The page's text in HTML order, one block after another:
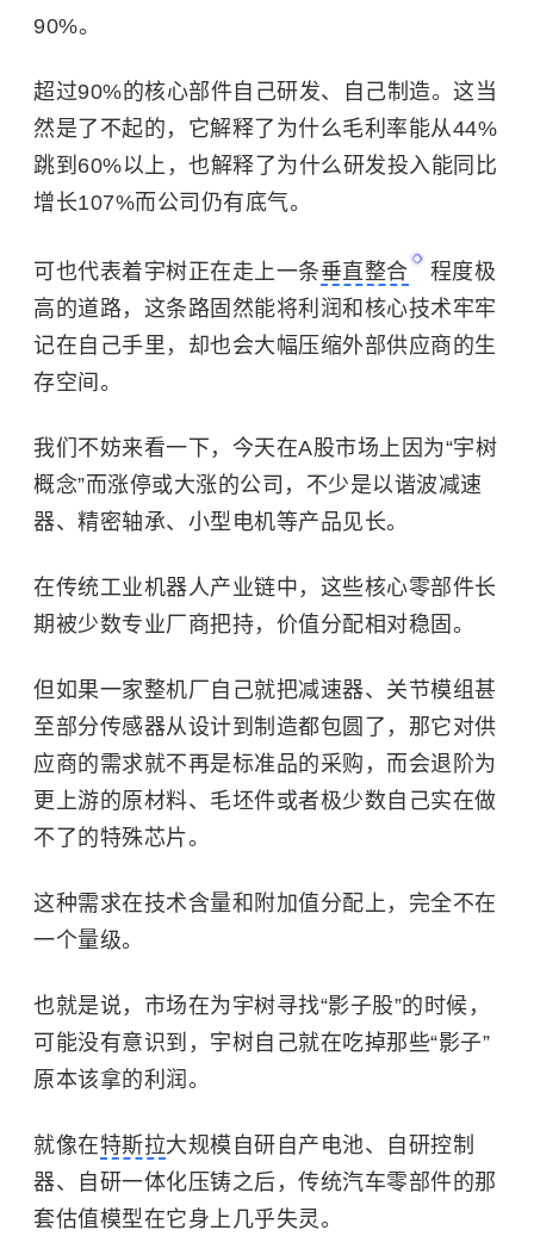
90%。
超过90%的核心部件自己研发、自己制造。这当
然是了不起的，它解释了为什么毛利率能从44%
跳到60%以上，也解释了为什么研发投入能同比
增长107%而公司仍有底气。
可也代表着宇树正在走上一条垂直整合
程度极
高的道路，这条路固然能将利润和核心技术牢牢
记在自己手里，却也会大幅压缩外部供应商的生
存空间。
我们不妨来看一下，今天在A股市场上因为“宇树
概念”而涨停或大涨的公司，不少是以谐波减速
器、精密轴承、小型电机等产品见长。
在传统工业机器人产业链中，这些核心零部件长
期被少数专业厂商把持，价值分配相对稳固。
但如果一家整机厂自己就把减速器、关节模组甚
至部分传感器从设计到制造都包圆了，那它对供
应商的需求就不再是标准品的采购，而会退阶为
更上游的原材料、毛坯件或者极少数自己实在做
不了的特殊芯片。
这种需求在技术含量和附加值分配上，完全不在
一个量级。
也就是说，市场在为宇树寻找“影子股”的时候，
可能没有意识到，宇树自己就在吃掉那些“影子”
原本该拿的利润。
就像在特斯拉大规模自研自产电池、自研控制
器、自研一体化压铸之后，传统汽车零部件的那
套估值模型在它身上几乎失灵。